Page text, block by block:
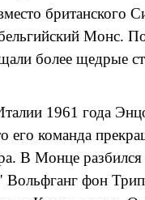
британского
Монс.
более щедрые
1961 года
его команда
В Монце
Вольфганг фон